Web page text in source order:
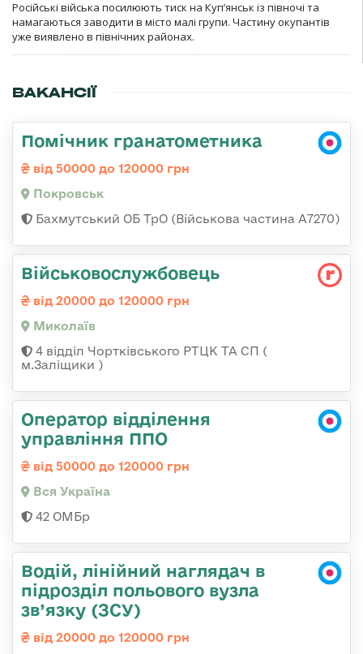
Російські війська посилюють тиск на Куп’янськ із півночі та
намагаються заводити в місто малі групи. Частину окупантів
уже виявлено в північних районах.
ВАКАНСІЇ
Помічник гранатометника
від 50000 до 120000 грн
Покровськ
Бахмутський ОБ ТрО (Військова частина А7270)
Військовослужбовець
від 20000 до 120000 грн
Миколаїв
4 відділ Чортківського РТЦК ТА СП (
м.Заліщики )
Оператор відділення
управління ППО
від 50000 до 120000 грн
Вся Україна
42 ОМБр
Водій, лінійний наглядач в
підрозділ польового вузла
зв’язку (ЗСУ)
від 20000 до 120000 грн